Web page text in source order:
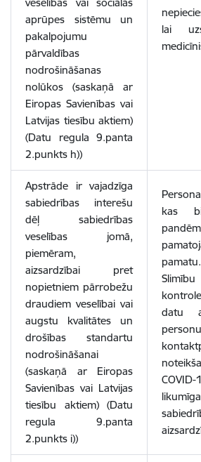
aprūpes sistēmu un
pakalpojumu
pārvaldības
nodrošināšanas
nolūkos (saskaņā ar
Eiropas Savienības vai
Latvijas tiesību aktiem)
(Datu regula 9.panta
2.punkts h))
lai
Apstrāde ir vajadzīga
sabiedrības interešu
dēļ sabiedrības
veselības jomā,
piemēram,
aizsardzībai pret
nopietniem pārrobežu
draudiem veselībai vai
augstu kvalitātes un
drošības standartu
nodrošināšanai
(saskaņā ar Eiropas
Savienības vai Latvijas
tiesību aktiem) (Datu
regula 9.panta
2.punkts i))
kas
datu